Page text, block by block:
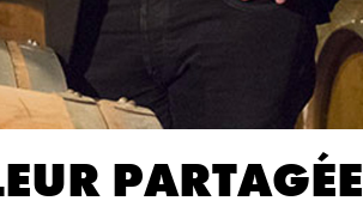
PARTAGÉE